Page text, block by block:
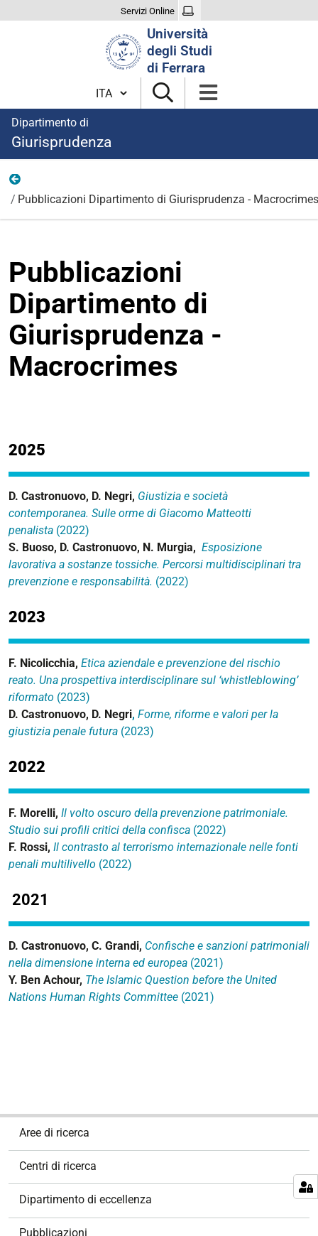
Servizi Online
Università
degli Studi
di Ferrara
Cambia lingua
Dipartimento di
Giurisprudenza
Pubblicazioni Dipartimento di Giurisprudenza -
Pubblicazioni
Dipartimento di
Giurisprudenza -
Macrocrimes
2025
D. Castronuovo, D. Negri, Giustizia e società
contemporanea. Sulle orme di Giacomo Matteotti
penalista (2022)
S. Buoso, D. Castronuovo, N. Murgia, Esposizione
lavorativa a sostanze tossiche. Percorsi multidisciplinari tra
prevenzione e responsabilità. (2022)
2023
F. Nicolicchia, Etica aziendale e prevenzione del rischio
reato. Una prospettiva interdisciplinare sul ‘whistleblowing’
riformato (2023)
D. Castronuovo, D. Negri, Forme, riforme e valori per la
giustizia penale futura (2023)
2022
F. Morelli, Il volto oscuro della prevenzione patrimoniale.
Studio sui profili critici della confisca (2022)
F. Rossi, Il contrasto al terrorismo internazionale nelle fonti
penali multilivello (2022)
2021
D. Castronuovo, C. Grandi, Confische e sanzioni patrimoniali
nella dimensione interna ed europea (2021)
Y. Ben Achour, The Islamic Question before the United
Nations Human Rights Committee (2021)
Aree di ricerca
Centri di ricerca
Dipartimento di eccellenza
Pubblicazioni